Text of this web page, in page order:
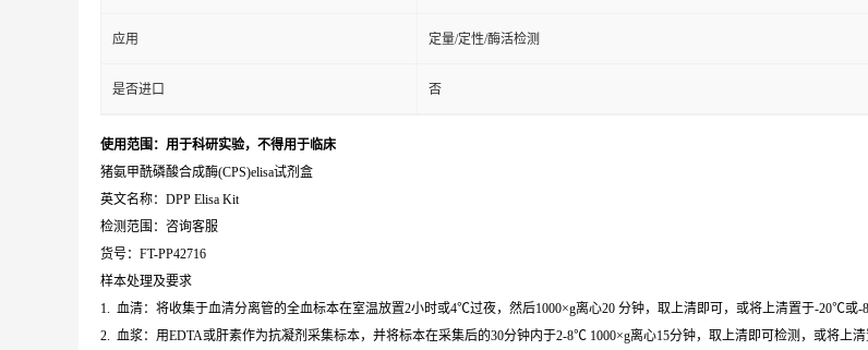
应用 定量/定性/酶活检测
是否进口 否
使用范围：用于科研实验，不得用于临床
猪氨甲酰磷酸合成酶(CPS)elisa试剂盒
英文名称：DPP Elisa Kit
检测范围：咨询客服
货号：FT-PP42716
样本处理及要求
1. 血清：将收集于血清分离管的全血标本在室温放置2小时或4℃过夜，然后1000×g离心20 分钟，取上清即可，或将上清置于-20℃或-
2. 血浆：用EDTA或肝素作为抗凝剂采集标本，并将标本在采集后的30分钟内于2-8℃ 1000×g离心15分钟，取上清即可检测，或将上